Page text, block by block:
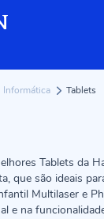
Informática Tablets
Tablets da
que são ideais
Multilaser e
e na